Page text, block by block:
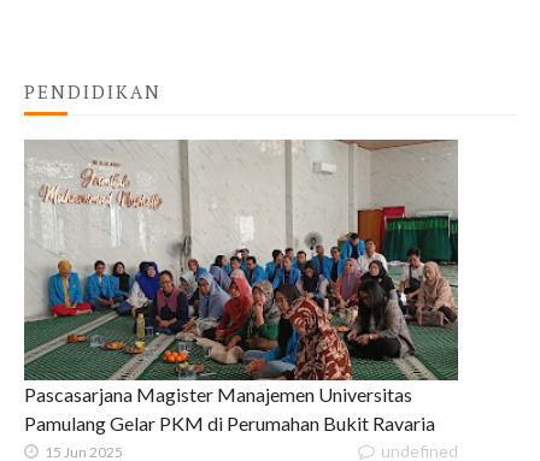
PENDIDIKAN
Pascasarjana Magister Manajemen Universitas
Pamulang Gelar PKM di Perumahan Bukit Ravaria
15 Jun 2025 undefined